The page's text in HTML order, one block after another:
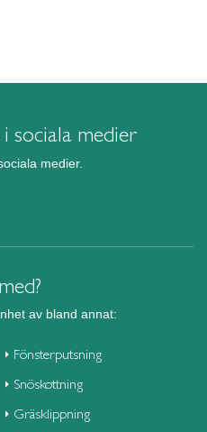
sociala medier
medier.
av bland annat:
Fönsterputsning
Snöskottning
Gräsklippning